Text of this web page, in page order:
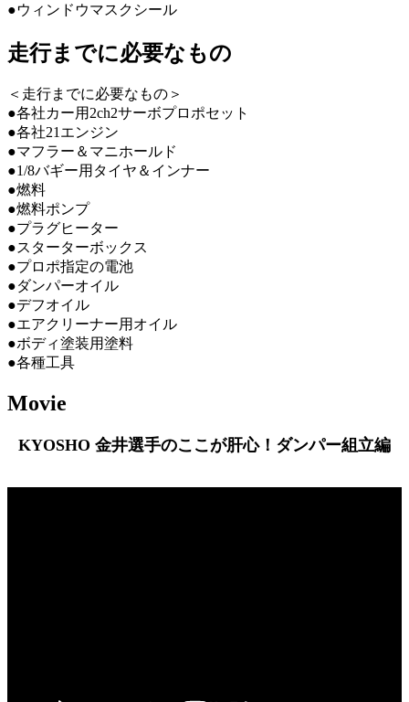
●ウィンドウマスクシール
走行までに必要なもの
＜走行までに必要なもの＞
●各社カー用2ch2サーボプロポセット
●各社21エンジン
●マフラー＆マニホールド
●1/8バギー用タイヤ＆インナー
●燃料
●燃料ポンプ
●プラグヒーター
●スターターボックス
●プロポ指定の電池
●ダンパーオイル
●デフオイル
●エアクリーナー用オイル
●ボディ塗装用塗料
●各種工具
Movie
KYOSHO 金井選手のここが肝心！ダンパー組立編